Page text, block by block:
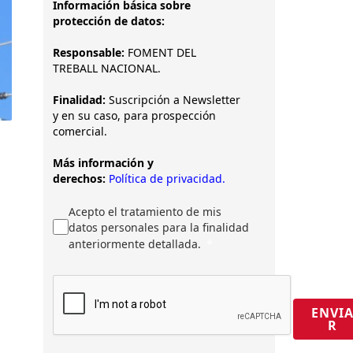
Información básica sobre
protección de datos:
Responsable: FOMENT DEL
TREBALL NACIONAL.
Finalidad: Suscripción a Newsletter
y en su caso, para prospección
comercial.
Más información y
derechos: Política de privacidad.
Acepto el tratamiento de mis
datos personales para la finalidad
anteriormente detallada.
ENVIA
R